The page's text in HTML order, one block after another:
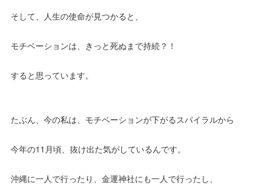
そして、人生の使命が見つかると、
モチベーションは、きっと死ぬまで持続？！
すると思っています。
たぶん、今の私は、モチベーションが下がるスパイラルから
今年の11月頃、抜け出た気がしているんです。
沖縄に一人で行ったり、金運神社にも一人で行ったし、